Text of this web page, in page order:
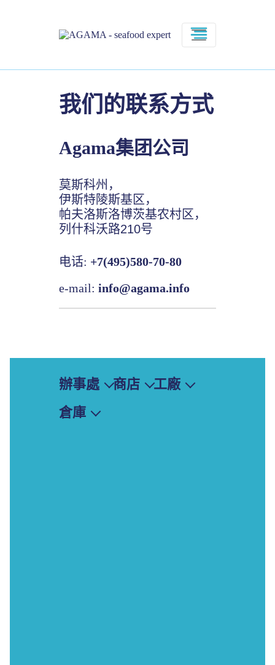
我们的联系方式
Agama集团公司
莫斯科州，
伊斯特陵斯基区，
帕夫洛斯洛博茨基农村区，
列什科沃路210号
电话: +7(495)580-70-80
e-mail: info@agama.info
辦事處
莫斯科
商店 工廠
倉庫